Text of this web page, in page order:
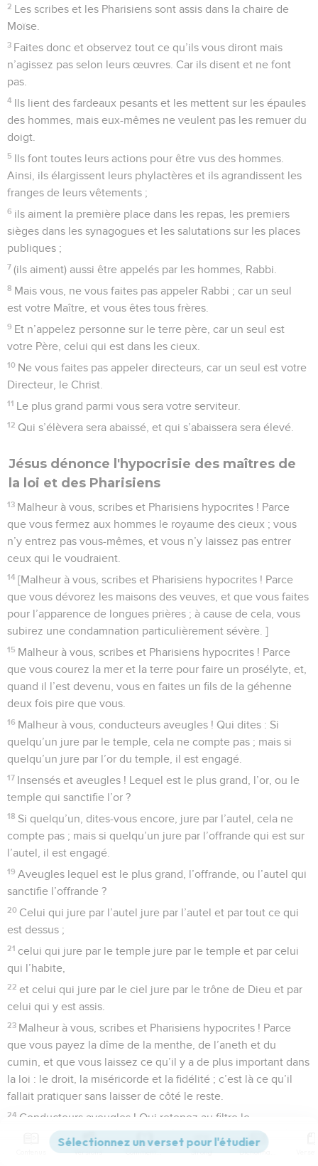
2 Les scribes et les Pharisiens sont assis dans la chaire de
Moïse.
3 Faites donc et observez tout ce qu’ils vous diront mais
n’agissez pas selon leurs œuvres. Car ils disent et ne font
pas.
4 Ils lient des fardeaux pesants et les mettent sur les épaules
des hommes, mais eux-mêmes ne veulent pas les remuer du
doigt.
5 Ils font toutes leurs actions pour être vus des hommes.
Ainsi, ils élargissent leurs phylactères et ils agrandissent les
franges de leurs vêtements ;
6 ils aiment la première place dans les repas, les premiers
sièges dans les synagogues et les salutations sur les places
publiques ;
7 (ils aiment) aussi être appelés par les hommes, Rabbi.
8 Mais vous, ne vous faites pas appeler Rabbi ; car un seul
est votre Maître, et vous êtes tous frères.
9 Et n’appelez personne sur le terre père, car un seul est
votre Père, celui qui est dans les cieux.
10 Ne vous faites pas appeler directeurs, car un seul est votre
Directeur, le Christ.
11 Le plus grand parmi vous sera votre serviteur.
12 Qui s’élèvera sera abaissé, et qui s’abaissera sera élevé.
Jésus dénonce l'hypocrisie des maîtres de
la loi et des Pharisiens
13 Malheur à vous, scribes et Pharisiens hypocrites ! Parce
que vous fermez aux hommes le royaume des cieux ; vous
n’y entrez pas vous-mêmes, et vous n’y laissez pas entrer
ceux qui le voudraient.
14 [Malheur à vous, scribes et Pharisiens hypocrites ! Parce
que vous dévorez les maisons des veuves, et que vous faites
pour l’apparence de longues prières ; à cause de cela, vous
subirez une condamnation particulièrement sévère. ]
15 Malheur à vous, scribes et Pharisiens hypocrites ! Parce
que vous courez la mer et la terre pour faire un prosélyte, et,
quand il l’est devenu, vous en faites un fils de la géhenne
deux fois pire que vous.
16 Malheur à vous, conducteurs aveugles ! Qui dites : Si
quelqu’un jure par le temple, cela ne compte pas ; mais si
quelqu’un jure par l’or du temple, il est engagé.
17 Insensés et aveugles ! Lequel est le plus grand, l’or, ou le
temple qui sanctifie l’or ?
18 Si quelqu’un, dites-vous encore, jure par l’autel, cela ne
compte pas ; mais si quelqu’un jure par l’offrande qui est sur
l’autel, il est engagé.
19 Aveugles lequel est le plus grand, l’offrande, ou l’autel qui
sanctifie l’offrande ?
20 Celui qui jure par l’autel jure par l’autel et par tout ce qui
est dessus ;
21 celui qui jure par le temple jure par le temple et par celui
qui l’habite,
22 et celui qui jure par le ciel jure par le trône de Dieu et par
celui qui y est assis.
23 Malheur à vous, scribes et Pharisiens hypocrites ! Parce
que vous payez la dîme de la menthe, de l’aneth et du
cumin, et que vous laissez ce qu’il y a de plus important dans
la loi : le droit, la miséricorde et la fidélité ; c’est là ce qu’il
fallait pratiquer sans laisser de côté le reste.
24 Conducteurs aveugles ! Qui retenez au filtre le
moucheron et qui avalez le chameau.
Malheur à vous, scribes et Pharisiens hypocrites ! Parce
Versions Commentaires Strong